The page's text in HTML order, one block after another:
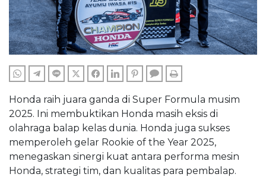
WHATSAPPTELEGRAM
LINE TWITTERFACEBOOKLINKEDINPINTERESTCOMMENTS
Honda raih juara ganda di Super Formula musim
2025. Ini membuktikan Honda masih eksis di
olahraga balap kelas dunia. Honda juga sukses
memperoleh gelar Rookie of the Year 2025,
menegaskan sinergi kuat antara performa mesin
Honda, strategi tim, dan kualitas para pembalap.